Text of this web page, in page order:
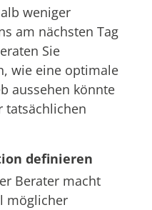
weniger
am nächsten Tag
Sie
wie eine optimale
aussehen könnte
tatsächlichen
definieren
Berater macht
möglicher